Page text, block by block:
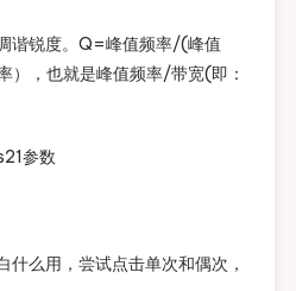
谐锐度。Q=峰值频率/(峰值
，也就是峰值频率/带宽(即：
参数
什么用，尝试点击单次和偶次，